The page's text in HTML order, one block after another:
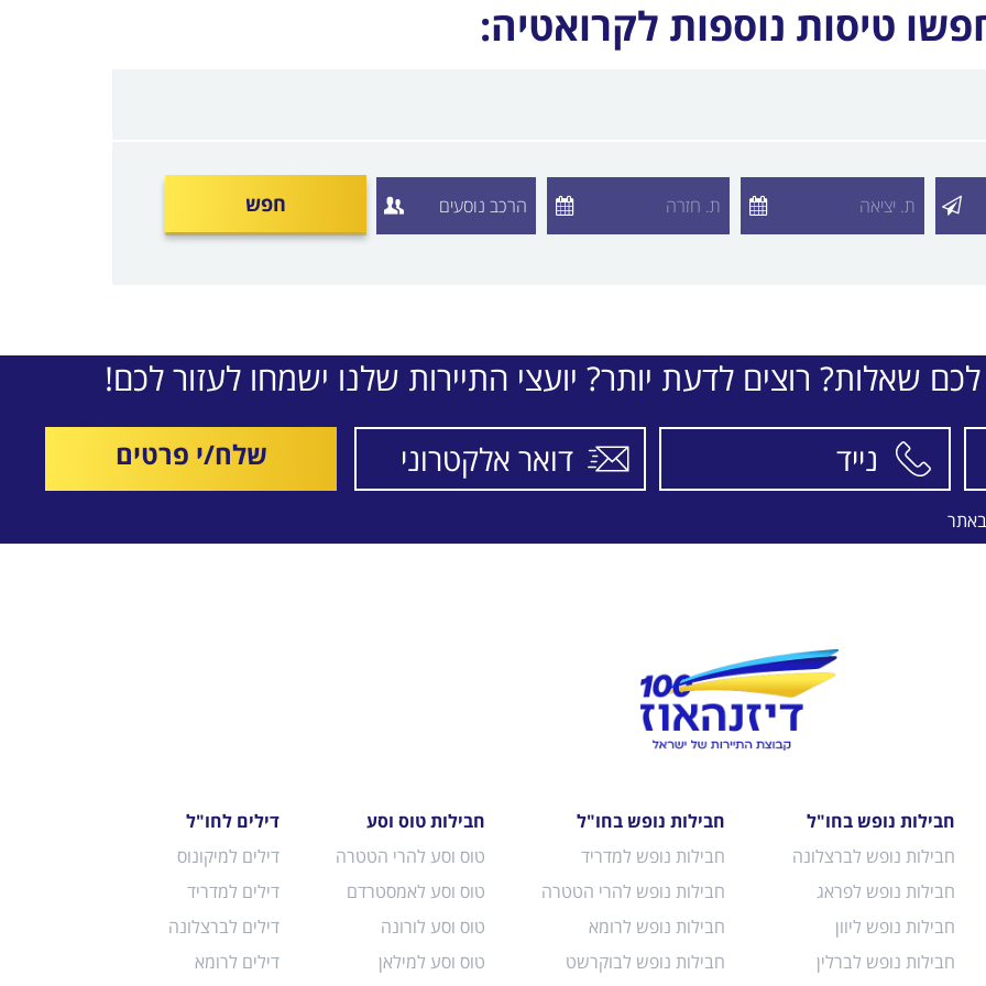
טיסות נוספות לקרואטיה:
חפש
שאלות? רוצים לדעת יותר? יועצי התיירות שלנו ישמחו לעזור לכם!
שלח/י פרטים
חבילות נופש בחו"ל
חבילות נופש לברצלונה
חבילות נופש לפראג
חבילות נופש ליוון
חבילות נופש לברלין
חבילות נופש בחו"ל
חבילות נופש למדריד
חבילות נופש להרי הטטרה
חבילות נופש לרומא
חבילות נופש לבוקרשט
חבילות טוס וסע
טוס וסע להרי הטטרה
טוס וסע לאמסטרדם
טוס וסע לורונה
טוס וסע למילאן
דילים לחו"ל
דילים למיקונוס
דילים למדריד
דילים לברצלונה
דילים לרומא